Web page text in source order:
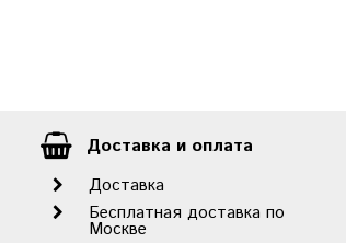
Доставка и оплата
Доставка
Бесплатная доставка по
Москве